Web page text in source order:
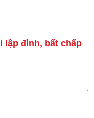
lập đỉnh, bất chấp